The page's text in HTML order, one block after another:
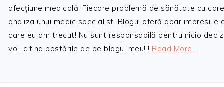
afecțiune medicală. Fiecare problemă de sănătate cu
analiza unui medic specialist. Blogul oferă doar impresiile
care eu am trecut! Nu sunt responsabilă pentru nicio
voi, citind postările de pe blogul meu! ! Read More…